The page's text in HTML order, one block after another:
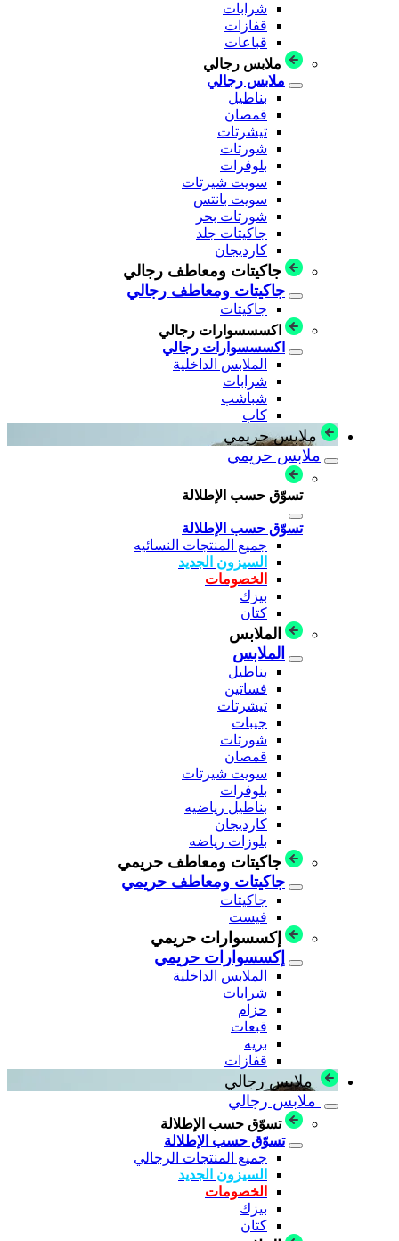
شرابات
قفازات
قباعات
ملابس رجالي
ملابس رجالي
بناطيل
قمصان
تيشرتات
شورتات
بلوفرات
سويت شيرتات
سويت بانتس
شورتات بحر
جاكيتات جلد
كارديجان
جاكيتات ومعاطف رجالي
جاكيتات ومعاطف رجالي
جاكيتات
اكسسسوارات رجالي
اكسسسوارات رجالي
الملابس الداخلية
شرابات
شباشب
كاب
ملابس حريمي
ملابس حريمي
تسوّق حسب الإطلالة
تسوّق حسب الإطلالة
جميع المنتجات النسائيه
السيزون الجديد
الخصومات
بيزك
كتان
الملابس
الملابس
بناطيل
فساتين
تيشرتات
جيبات
شورتات
قمصان
سويت شيرتات
بلوفرات
بناطيل رياضيه
كارديجان
بلوزات رياضه
جاكيتات ومعاطف حريمي
جاكيتات ومعاطف حريمي
جاكيتات
فيست
إكسسوارات حريمي
إكسسوارات حريمي
الملابس الداخلية
شرابات
حزام
قبعات
بريه
قفازات
ملابس رجالي
ملابس رجالي
تسوّق حسب الإطلالة
تسوّق حسب الإطلالة
جميع المنتجات الرجالي
السيزون الجديد
الخصومات
بيزك
كتان